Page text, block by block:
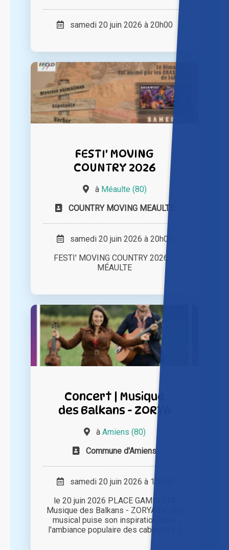
samedi 20 juin 2026 à 20h00
FESTI' MOVING
COUNTRY 2026
à Méaulte (80)
COUNTRY MOVING MEAULTE
samedi 20 juin 2026 à 20h00
FESTI' MOVING COUNTRY 2026 –
MÉAULTE
Concert | Musique
des Balkans - ZORYA
à Amiens (80)
Commune d'Amiens
samedi 20 juin 2026 à 15h00
le 20 juin 2026 PLACE GAMBETTA
Musique des Balkans - ZORYA Ce duo
musical puise son inspiration dans
l'ambiance populaire des cabarets [...]